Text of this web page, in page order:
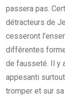
passera pas.
détracteurs de
cesseront
différentes
de fausseté. Il y
appesanti
tromper et sur